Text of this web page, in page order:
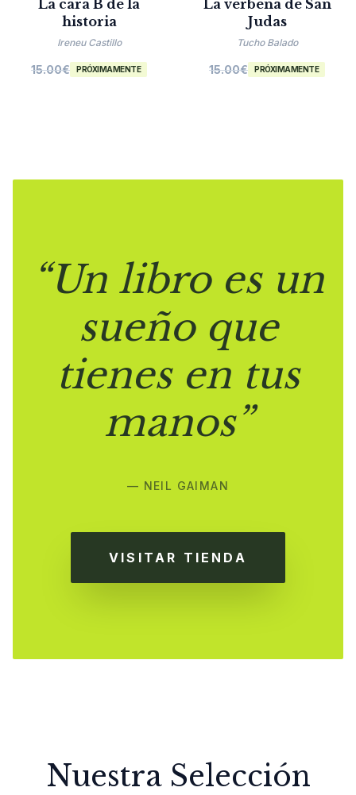
La cara B de la
historia
Ireneu Castillo
15.00€ PRÓXIMAMENTE
La verbena de San
Judas
Tucho Balado
15.00€ PRÓXIMAMENTE
“Un libro es un
sueño que
tienes en tus
manos”
— NEIL GAIMAN
VISITAR TIENDA
Nuestra Selección